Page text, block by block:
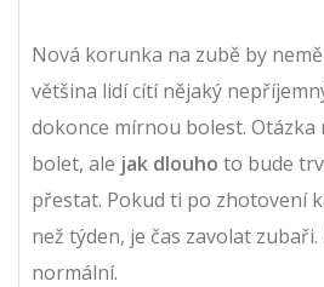
Nová korunka na zubě by
většina lidí cítí nějaký
dokonce mírnou bolest. Otázka
bolet, ale jak dlouho to bude
přestat. Pokud ti po zhotovení
než týden, je čas zavolat
normální.